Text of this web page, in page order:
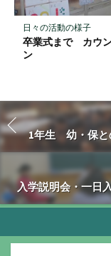
日々の活動の様子
卒業式まで カウ
ン
1年生 幼・保
入学説明会・一日